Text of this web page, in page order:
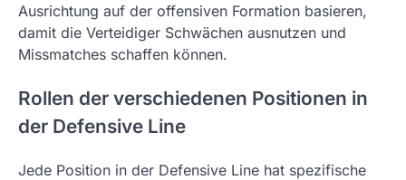
Ausrichtung auf der offensiven Formation basieren,
damit die Verteidiger Schwächen ausnutzen und
Missmatches schaffen können.
Rollen der verschiedenen Positionen in
der Defensive Line
Jede Position in der Defensive Line hat spezifische